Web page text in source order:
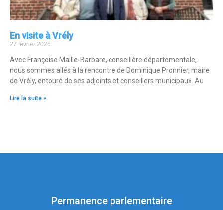
En visite à Vrély
27 février 2026
Avec Françoise Maille-Barbare, conseillère départementale,
nous sommes allés à la rencontre de Dominique Pronnier, maire
de Vrély, entouré de ses adjoints et conseillers municipaux. Au
Lire la suite »
Permanence parlementaire